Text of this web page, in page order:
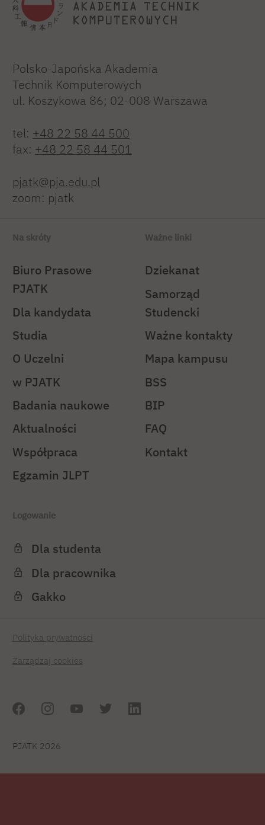
Polsko-Japońska Akademia
Technik Komputerowych
ul. Koszykowa 86; 02-008 Warszawa
tel: +48 22 58 44 500
fax: +48 22 58 44 501
pjatk@pja.edu.pl
zoom: pjatk
Na skróty
Biuro Prasowe
PJATK
Dla kandydata
Studia
O Uczelni
w PJATK
Badania naukowe
Aktualności
Współpraca
Egzamin JLPT
Ważne linki
Dziekanat
Samorząd
Studencki
Ważne kontakty
Mapa kampusu
BSS
BIP
FAQ
Kontakt
Logowanie
Dla studenta
Dla pracownika
Gakko
Polityka prywatności
Zarządzaj cookies
PJATK 2026